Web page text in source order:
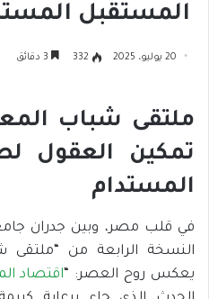
المستقبل
20 يوليو، 2025 332
ملتقى شباب
تمكين العقول
المستدام
في قلب مصر، وبين جدران
النسخة الرابعة من
يعكس روح العصر: “اقتصاد